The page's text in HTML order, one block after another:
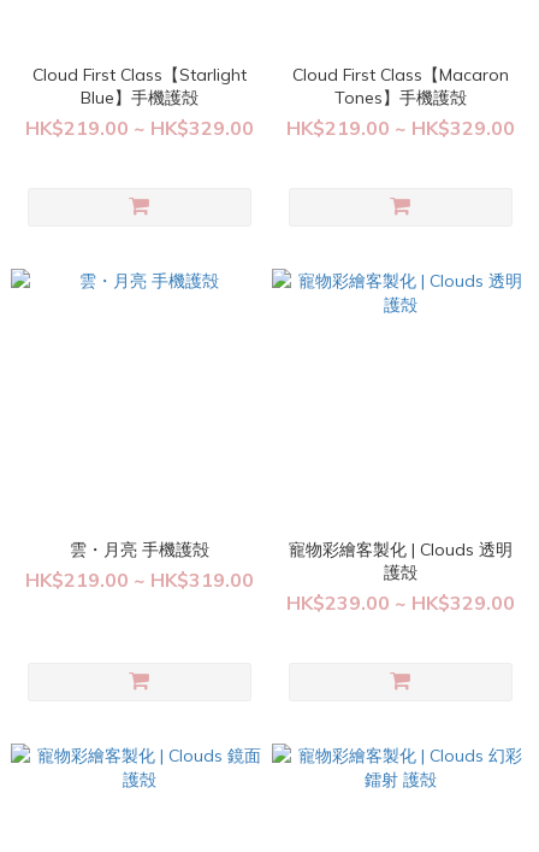
Cloud First Class【Starlight
Blue】手機護殻
HK$219.00 ~ HK$329.00
Cloud First Class【Macaron
Tones】手機護殻
HK$219.00 ~ HK$329.00
雲・月亮 手機護殻
HK$219.00 ~ HK$319.00
寵物彩繪客製化 | Clouds 透明
護殻
HK$239.00 ~ HK$329.00